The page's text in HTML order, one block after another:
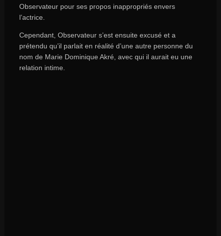
Observateur pour ses propos inappropriés envers
l’actrice.
Cependant, Observateur s’est ensuite excusé et a
prétendu qu’il parlait en réalité d’une autre personne du
nom de Marie Dominique Akré, avec qui il aurait eu une
relation intime.